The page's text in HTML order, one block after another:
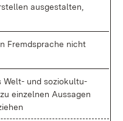
aus­ge­stal­ten,
Fremd­spra­che nicht
Welt- und so­zio­kul­tu­
ein­zel­nen Aus­sa­gen